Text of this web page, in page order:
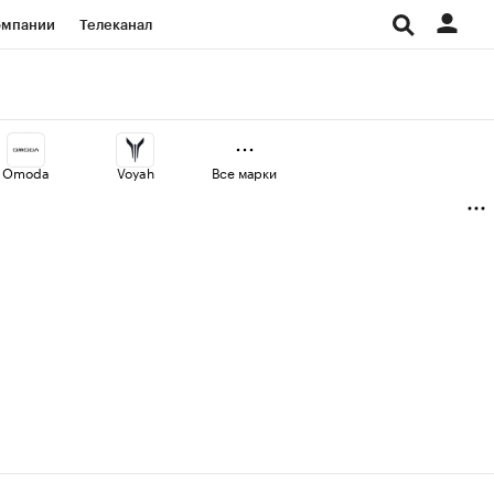
Телеканал
Проверка контрагентов
Omoda Voyah Все марки